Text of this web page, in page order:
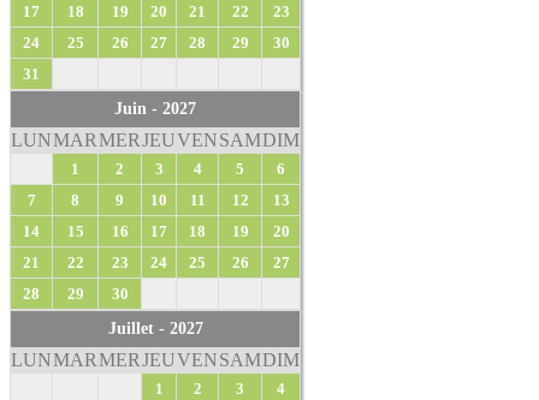
17
18 19 20 21 22
23
24
25 26 27 28 29
30
31
Juin - 2027
LUNMARMERJEUVENSAMDIM
1 2 3 4 5
6
7
8 9 10 11 12
13
14
15 16 17 18 19
20
21
22 23 24 25 26
27
28
29
30
Juillet - 2027
LUNMARMERJEUVENSAMDIM
1 2 3
4